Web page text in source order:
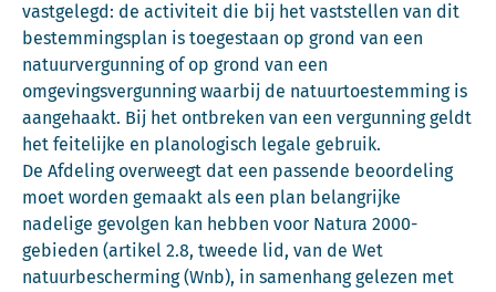
vastgelegd: de activiteit die bij het vaststellen van dit
bestemmingsplan is toegestaan op grond van een
natuurvergunning of op grond van een
omgevingsvergunning waarbij de natuurtoestemming is
aangehaakt. Bij het ontbreken van een vergunning geldt
het feitelijke en planologisch legale gebruik.
De Afdeling overweegt dat een passende beoordeling
moet worden gemaakt als een plan belangrijke
nadelige gevolgen kan hebben voor Natura 2000-
gebieden (artikel 2.8, tweede lid, van de Wet
natuurbescherming (Wnb), in samenhang gelezen met